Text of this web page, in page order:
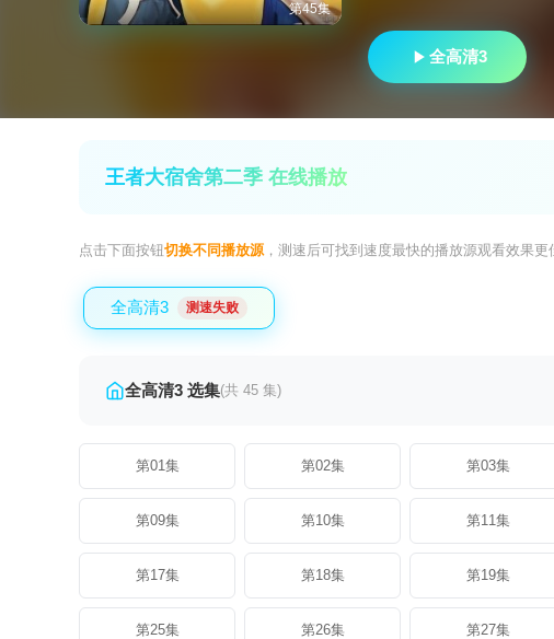
第45集
全高清3
王者大宿舍第二季 在线播放
点击下面按钮切换不同播放源，测速后可找到速度最快的播放源观看效果更
全高清3 测速失败
全高清3 选集(共 45 集)
第01集 第02集 第03集
第09集 第10集 第11集
第17集 第18集 第19集
第25集 第26集 第27集